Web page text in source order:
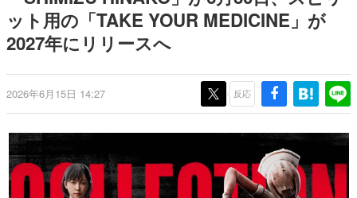
新世代に訊く
これからのデジタルゲーム市場を担う若きクリエイター達
の姿を追い、彼らのルーツと情熱を探っていきます。
ゲーム世代の作家たち
ゲームに多大な影響を受けた作家さんに取材し、ゲームが
日本のコンテンツ産業やカルチャーに与えた影響を探る企
画です。
日本のモバイルゲーム史における主要なトピック・タイト
ルを網羅するほか、開発者へのインタビューや識者による
解説を掲載。約20年の歴史が一望できる決定版！
ット用の「TAKE YOUR MEDICINE」が
2027年にリリースへ
2026年6月15日 14:27 反応